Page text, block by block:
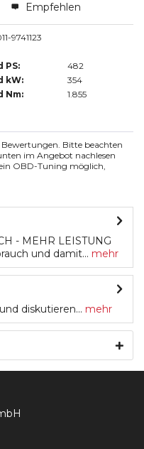
Empfehlen
9741123
PS:
482
kW:
354
Nm:
1.855
Bewertungen. Bitte beachten
im Angebot nachlesen
OBD-Tuning möglich,
- MEHR LEISTUNG
und damit... mehr
diskutieren... mehr